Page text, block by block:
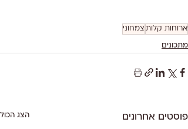
ארוחות קלות צמחוני
מתכונים
פוסטים אחרונים הצג הכול